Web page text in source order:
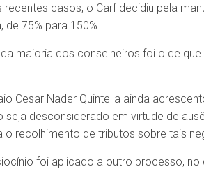
recentes casos, o Carf decidiu pela
de 75% para 150%.
maioria dos conselheiros foi o de
Cesar Nader Quintella ainda
seja desconsiderado em virtude de
o recolhimento de tributos sobre tais
foi aplicado a outro processo,